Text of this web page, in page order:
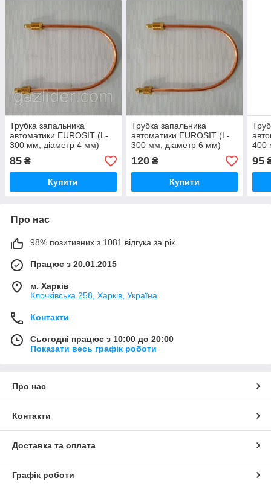
Трубка запальника
автоматики EUROSIT (L-
300 мм, діаметр 4 мм)
85 ₴
Купити
Трубка запальника
автоматики EUROSIT (L-
300 мм, діаметр 6 мм)
120₴
Купити
400
95
Про нас
98% позитивних з 1081 відгука за рік
Працює з 20.01.2015
м. Харків
Клочкiвська 258, Харків, Україна
Контакти
Сьогодні працює з 10:00 до 20:00
Показати весь графік роботи
Про нас
Контакти
Доставка та оплата
Графік роботи